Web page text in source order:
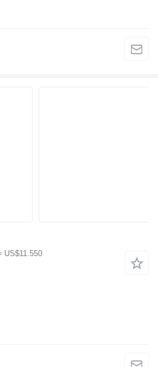
US$11.550